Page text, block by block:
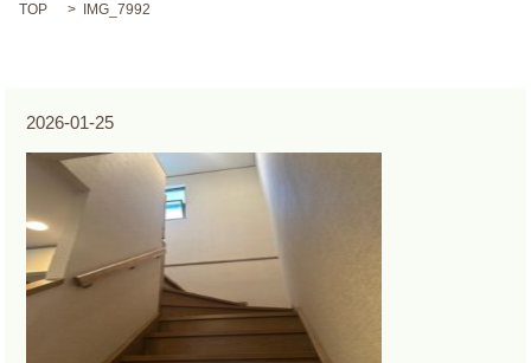
TOP IMG_7992
2026-01-25